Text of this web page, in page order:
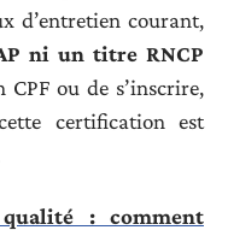
d’entretien courant,
ni un titre RNCP
ou de s’inscrire,
certification est
: comment